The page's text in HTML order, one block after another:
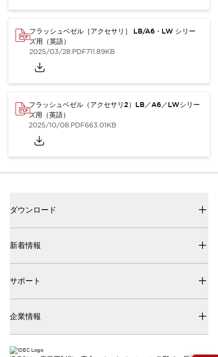
フラッシュベゼル［アクセサリ］ LB/A6・LW シリー
ズ用（英語）
2025/03/28.PDF711.89KB
フラッシュベゼル（アクセサリ2）LB／A6／LWシリー
ズ用（英語）
2025/10/08.PDF663.01KB
ダウンロード
新着情報
サポート
企業情報